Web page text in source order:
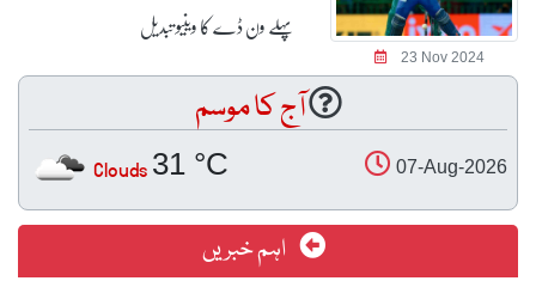
23 Nov 2024
پہلے ون ڈے کا وینیو تبدیل
آج کا موسم
07-Aug-2026
31 °C
Clouds
اہم خبریں